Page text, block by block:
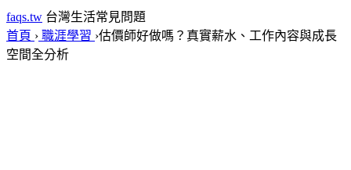
faqs.tw 台灣生活常見問題
首頁 › 職涯學習 ›估價師好做嗎？真實薪水、工作內容與成長
空間全分析